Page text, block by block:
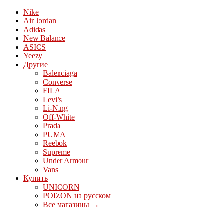
Nike
Air Jordan
Adidas
New Balance
ASICS
Yeezy
Другие
Balenciaga
Converse
FILA
Levi’s
Li-Ning
Off-White
Prada
PUMA
Reebok
Supreme
Under Armour
Vans
Купить
UNICORN
POIZON на русском
Все магазины →